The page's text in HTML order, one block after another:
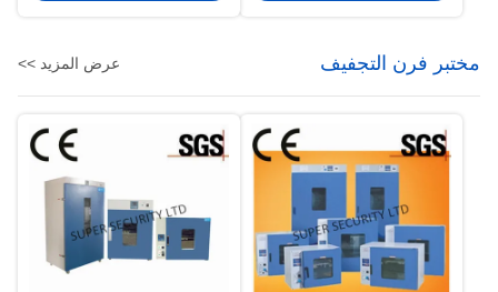
مختبر فرن التجفيف عرض المزيد >>